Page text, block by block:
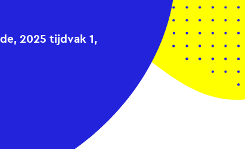
2025 tijdvak 1,